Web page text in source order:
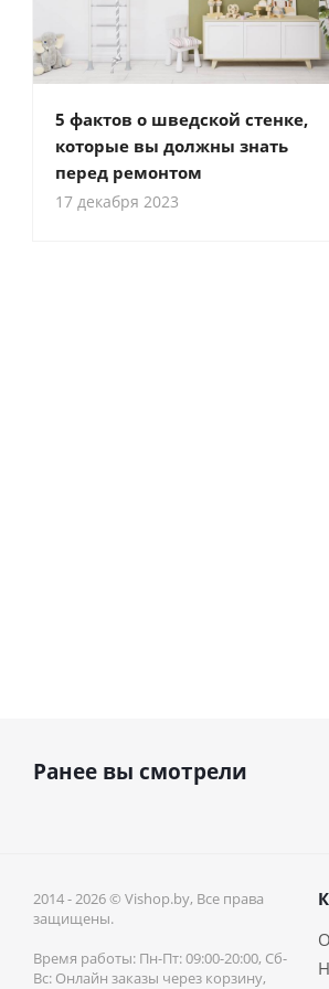
5 фактов о шведской стенке,
которые вы должны знать
перед ремонтом
17 декабря 2023
Ранее вы смотрели
2014 - 2026 © Vishop.by, Все права
защищены.
Время работы: Пн-Пт: 09:00-20:00, Сб-
Вс: Онлайн заказы через корзину,